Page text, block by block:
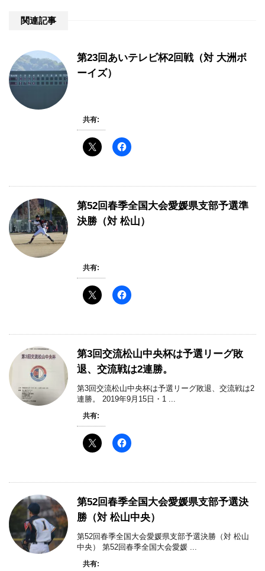
関連記事
第23回あいテレビ杯2回戦（対 大洲ボ
ーイズ）
共有:
第52回春季全国大会愛媛県支部予選準
決勝（対 松山）
共有:
第3回交流松山中央杯は予選リーグ敗
退、交流戦は2連勝。
第3回交流松山中央杯は予選リーグ敗退、交流戦は2
連勝。 2019年9月15日・1 ...
共有:
第52回春季全国大会愛媛県支部予選決
勝（対 松山中央）
第52回春季全国大会愛媛県支部予選決勝（対 松山
中央） 第52回春季全国大会愛媛 ...
共有: